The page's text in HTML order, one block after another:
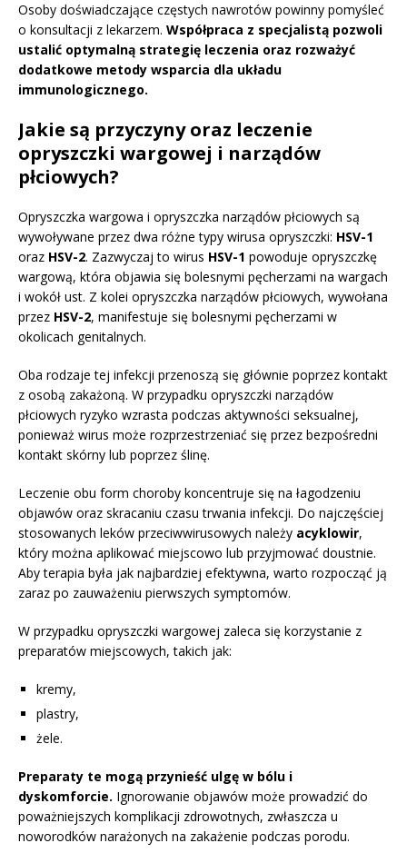
Osoby doświadczające częstych nawrotów powinny pomyśleć
o konsultacji z lekarzem. Współpraca z specjalistą pozwoli
ustalić optymalną strategię leczenia oraz rozważyć
dodatkowe metody wsparcia dla układu
immunologicznego.
Jakie są przyczyny oraz leczenie
opryszczki wargowej i narządów
płciowych?
Opryszczka wargowa i opryszczka narządów płciowych są
wywoływane przez dwa różne typy wirusa opryszczki: HSV-1
oraz HSV-2. Zazwyczaj to wirus HSV-1 powoduje opryszczkę
wargową, która objawia się bolesnymi pęcherzami na wargach
i wokół ust. Z kolei opryszczka narządów płciowych, wywołana
przez HSV-2, manifestuje się bolesnymi pęcherzami w
okolicach genitalnych.
Oba rodzaje tej infekcji przenoszą się głównie poprzez kontakt
z osobą zakażoną. W przypadku opryszczki narządów
płciowych ryzyko wzrasta podczas aktywności seksualnej,
ponieważ wirus może rozprzestrzeniać się przez bezpośredni
kontakt skórny lub poprzez ślinę.
Leczenie obu form choroby koncentruje się na łagodzeniu
objawów oraz skracaniu czasu trwania infekcji. Do najczęściej
stosowanych leków przeciwwirusowych należy acyklowir,
który można aplikować miejscowo lub przyjmować doustnie.
Aby terapia była jak najbardziej efektywna, warto rozpocząć ją
zaraz po zauważeniu pierwszych symptomów.
W przypadku opryszczki wargowej zaleca się korzystanie z
preparatów miejscowych, takich jak:
kremy,
plastry,
żele.
Preparaty te mogą przynieść ulgę w bólu i
dyskomforcie. Ignorowanie objawów może prowadzić do
poważniejszych komplikacji zdrowotnych, zwłaszcza u
noworodków narażonych na zakażenie podczas porodu.